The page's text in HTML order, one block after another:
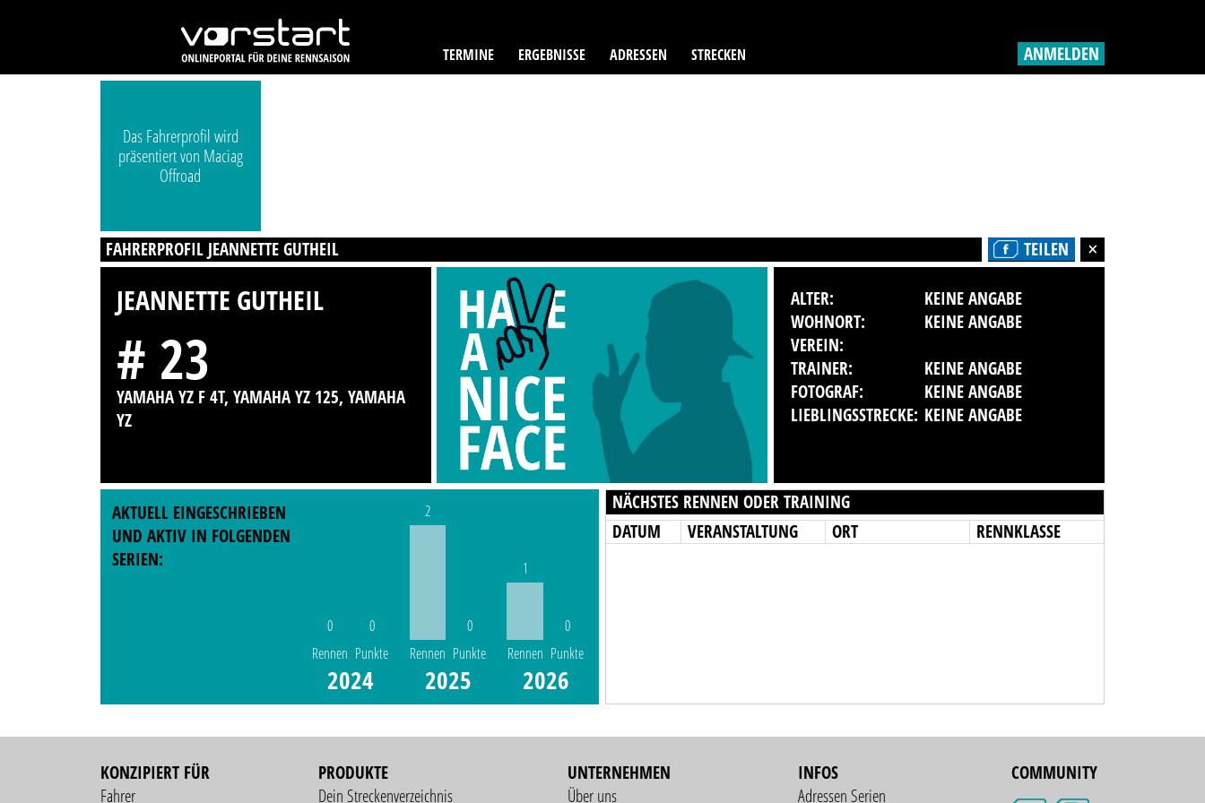
TERMINE ERGEBNISSE ADRESSEN STRECKEN ANMELDEN
Das Fahrerprofil wird
präsentiert von Maciag
Offroad
FAHRERPROFIL JEANNETTE GUTHEIL TEILEN
JEANNETTE GUTHEIL
# 23
YAMAHA YZ F 4T, YAMAHA YZ 125, YAMAHA
YZ
ALTER:
KEINE ANGABE
WOHNORT:
KEINE ANGABE
VEREIN:
TRAINER:
KEINE ANGABE
FOTOGRAF:
KEINE ANGABE
LIEBLINGSSTRECKE: KEINE ANGABE
AKTUELL EINGESCHRIEBEN
UND AKTIV IN FOLGENDEN
SERIEN:
0
Rennen
0
Punkte
2024
2
Rennen
0
Punkte
2025
1
Rennen
0
Punkte
2026
NÄCHSTES RENNEN ODER TRAINING
DATUM
VERANSTALTUNG ORT RENNKLASSE
KONZIPIERT FÜR
Fahrer
PRODUKTE
Dein Streckenverzeichnis
UNTERNEHMEN
Über uns
INFOS
Adressen Serien
COMMUNITY